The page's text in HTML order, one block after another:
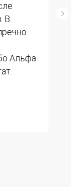
В
Альфа